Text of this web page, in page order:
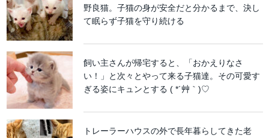
野良猫。子猫の身が安全だと分かるまで、決し
て眠らず子猫を守り続ける
飼い主さんが帰宅すると、「おかえりなさ
い！」と次々とやって来る子猫達。その可愛す
ぎる姿にキュンとする ( *´艸｀)♡
トレーラーハウスの外で長年暮らしてきた老